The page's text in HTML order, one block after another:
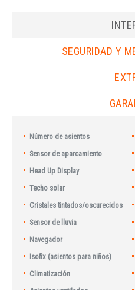
SEGURIDAD Y
Número de asientos
Sensor de aparcamiento
Head Up Display
Techo solar
Cristales tintados/oscurecidos
Sensor de lluvia
Navegador
Isofix (asientos para niños)
Climatización